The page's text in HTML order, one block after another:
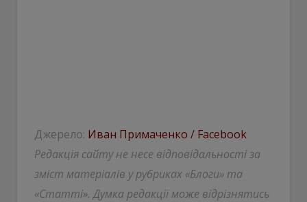
Джерело: Иван Примаченко / Facebook
Редакція сайту не несе відповідальності за
зміст матеріалів у рубриках «Блоги» та
«Статті». Думка редакції може відрізнятись